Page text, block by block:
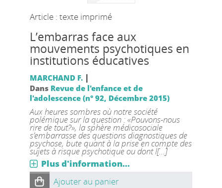
Article : texte imprimé
L’embarras face aux
mouvements psychotiques en
institutions éducatives
MARCHAND F. |
Dans Revue de l'enfance et de
l'adolescence (n° 92, Décembre 2015)
Aux heures sombres où notre société
polémique sur la question : «Pouvons-nous
rire de tout?», la sphère médicosociale
s’embarrasse des questions diagnostiques de
psychose, bute quant à la prise en compte des
sujets à risque psychotique ou dont l[...]
Plus d'information...
Ajouter au panier